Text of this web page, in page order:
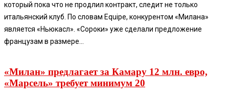
который пока что не продлил контракт, следит не только
итальянский клуб. По словам Equipe, конкурентом «Милана»
является «Ньюкасл». «Сороки» уже сделали предложение
французам в размере...
«Милан» предлагает за Камару 12 млн. евро,
«Марсель» требует минимум 20